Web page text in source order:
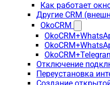
Как работает
Другие CRM
OkoCRM
Отключение
Переустановка